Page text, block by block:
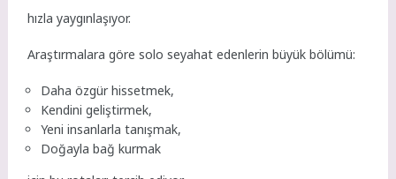
hızla yaygınlaşıyor.
Araştırmalara göre solo seyahat edenlerin büyük bölümü:
Daha özgür hissetmek,
Kendini geliştirmek,
Yeni insanlarla tanışmak,
Doğayla bağ kurmak